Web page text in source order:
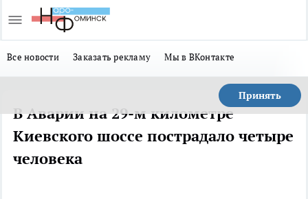
Все новости Заказать рекламу Мы в ВКонтакте
Принять
В Аварии на 29-м километре
Киевского шоссе пострадало четыре
человека